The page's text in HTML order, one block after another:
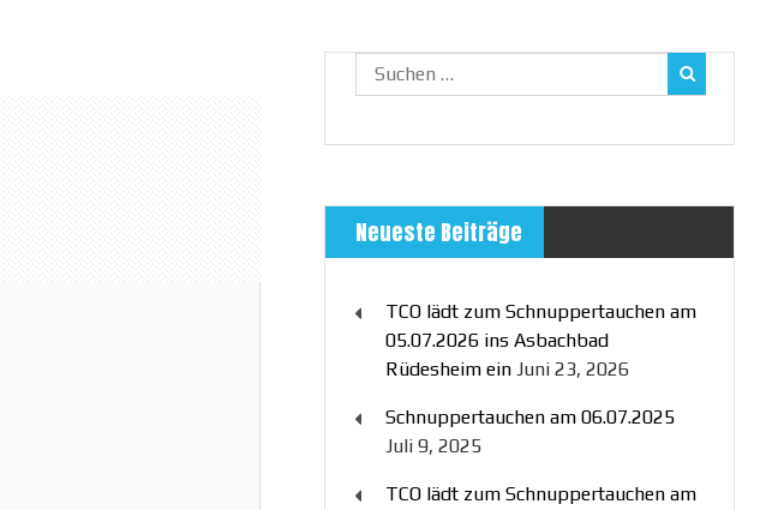
Suchen
nach:
Neueste Beiträge
TCO lädt zum Schnuppertauchen am
05.07.2026 ins Asbachbad
Rüdesheim ein Juni 23, 2026
Schnuppertauchen am 06.07.2025
Juli 9, 2025
TCO lädt zum Schnuppertauchen am